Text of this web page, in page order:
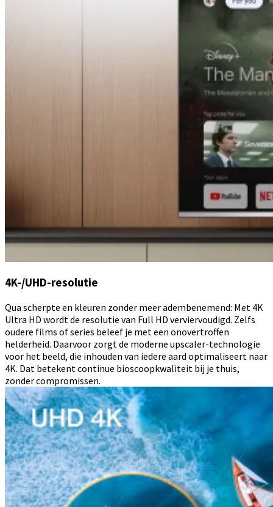
4K-/UHD-resolutie
Qua scherpte en kleuren zonder meer adembenemend: Met 4K
Ultra HD wordt de resolutie van Full HD verviervoudigd. Zelfs
oudere films of series beleef je met een onovertroffen
helderheid. Daarvoor zorgt de moderne upscaler-technologie
voor het beeld, die inhouden van iedere aard optimaliseert naar
4K. Dat betekent continue bioscoopkwaliteit bij je thuis,
zonder compromissen.